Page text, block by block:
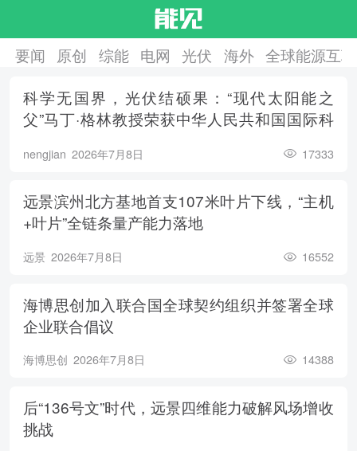
要闻 原创 综能 电网 光伏 海外 全球能源互
科学无国界，光伏结硕果：“现代太阳能之
父”马丁·格林教授荣获中华人民共和国国际科
nengjian 2026年7月8日 17333
远景滨州北方基地首支107米叶片下线，“主机
+叶片”全链条量产能力落地
远景 2026年7月8日 16552
海博思创加入联合国全球契约组织并签署全球
企业联合倡议
海博思创 2026年7月8日 14388
后“136号文”时代，远景四维能力破解风场增收
挑战